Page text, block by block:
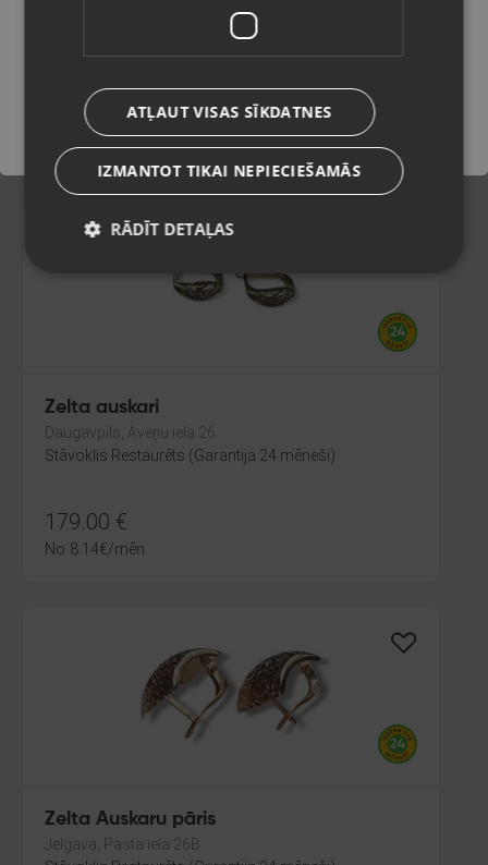
Stāvoklis Restaurēts (Garantija 24 mēneši)
191.00 €
8.68€/mēn.
Zelta auskari
Daugavpils, Aveņu iela 26
Stāvoklis Restaurēts (Garantija 24 mēneši)
179.00 €
No 8.14€/mēn.
Zelta Auskaru pāris
Jelgava, Pasta iela 26B
Saglabāt
ATĻAUT VISAS SĪKDATNES
IZMANTOT TIKAI NEPIECIEŠAMĀS
RĀDĪT DETAĻAS